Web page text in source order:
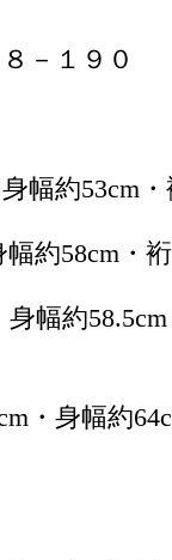
－１９０
幅約53cm
約58cm・
身幅約
・身幅約